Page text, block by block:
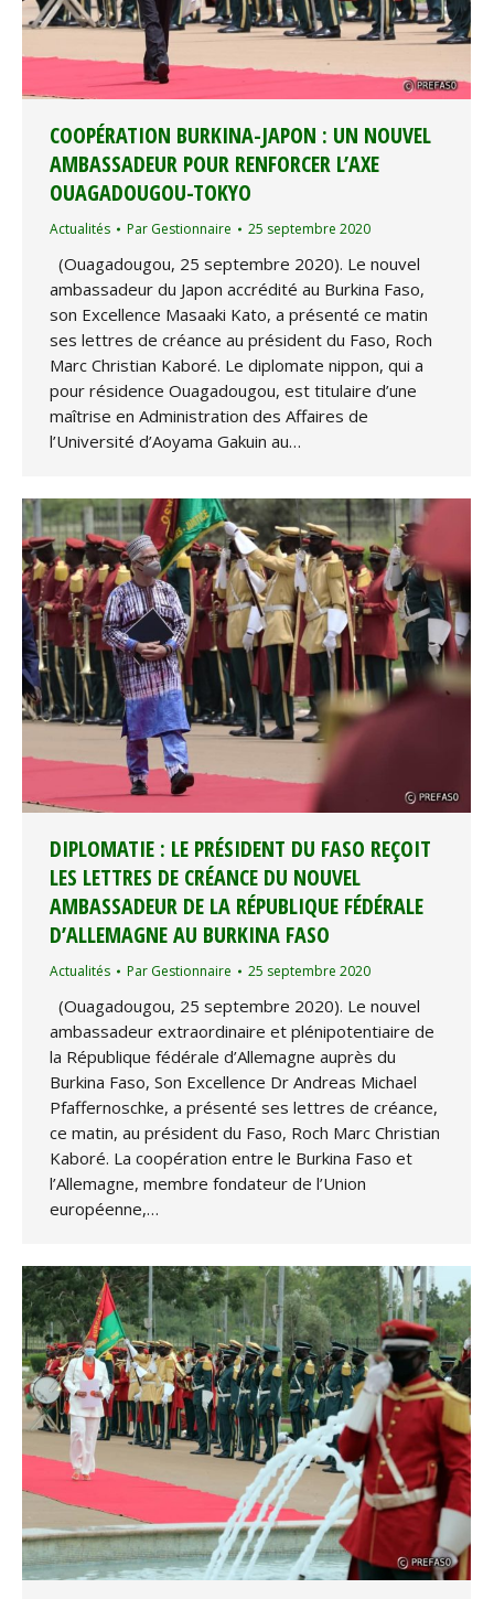
COOPÉRATION BURKINA-JAPON : UN NOUVEL
AMBASSADEUR POUR RENFORCER L’AXE
OUAGADOUGOU-TOKYO
Actualités Par Gestionnaire 25 septembre 2020
(Ouagadougou, 25 septembre 2020). Le nouvel
ambassadeur du Japon accrédité au Burkina Faso,
son Excellence Masaaki Kato, a présenté ce matin
ses lettres de créance au président du Faso, Roch
Marc Christian Kaboré. Le diplomate nippon, qui a
pour résidence Ouagadougou, est titulaire d’une
maîtrise en Administration des Affaires de
l’Université d’Aoyama Gakuin au…
DIPLOMATIE : LE PRÉSIDENT DU FASO REÇOIT
LES LETTRES DE CRÉANCE DU NOUVEL
AMBASSADEUR DE LA RÉPUBLIQUE FÉDÉRALE
D’ALLEMAGNE AU BURKINA FASO
Actualités Par Gestionnaire 25 septembre 2020
(Ouagadougou, 25 septembre 2020). Le nouvel
ambassadeur extraordinaire et plénipotentiaire de
la République fédérale d’Allemagne auprès du
Burkina Faso, Son Excellence Dr Andreas Michael
Pfaffernoschke, a présenté ses lettres de créance,
ce matin, au président du Faso, Roch Marc Christian
Kaboré. La coopération entre le Burkina Faso et
l’Allemagne, membre fondateur de l’Union
européenne,…